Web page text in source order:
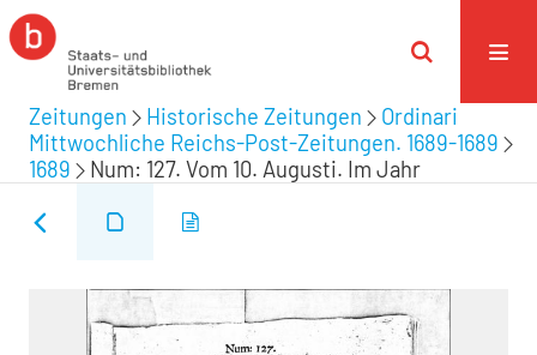
Zeitungen Historische Zeitungen
Ordinari
Mittwochliche Reichs-Post-Zeitungen. 1689-1689
1689
Num: 127. Vom 10. Augusti. Im Jahr